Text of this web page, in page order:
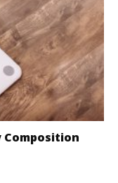
Composition